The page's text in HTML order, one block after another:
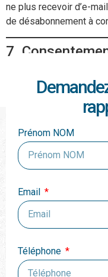
ne plus recevoir d’e-
de désabonnement à
7.
confidentialité.
Prénom NOM
Email
Téléphone